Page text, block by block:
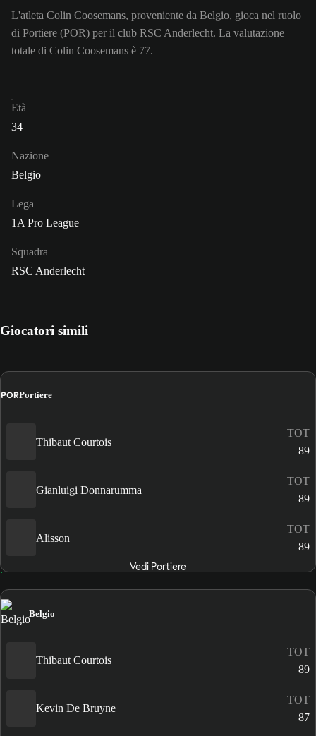
L'atleta Colin Coosemans, proveniente da Belgio, gioca nel ruolo
di Portiere (POR) per il club RSC Anderlecht. La valutazione
totale di Colin Coosemans è 77.
Età
34
Nazione
Belgio
Lega
1A Pro League
Squadra
RSC Anderlecht
Giocatori simili
PORPortiere
Thibaut Courtois
TOT
89
Gianluigi Donnarumma
TOT
89
Alisson
TOT
89
Vedi Portiere
Belgio
Thibaut Courtois
TOT
89
Kevin De Bruyne
TOT
87